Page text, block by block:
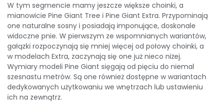
W tym segmencie mamy jeszcze większe choinki, a
mianowicie Pine Giant Tree i Pine Giant Extra. Przypominają
one naturalne sosny i posiadają imponujące, doskonale
widoczne pnie. W pierwszym ze wspomnianych wariantów,
gałązki rozpoczynają się mniej więcej od połowy choinki, a
w modelach Extra, zaczynają się one już nieco niżej.
Wymiary modeli Pine Giant sięgają od pięciu do niemal
szesnastu metrów. Są one również dostępne w wariantach
dedykowanych użytkowaniu we wnętrzach lub ustawieniu
ich na zewnątrz.